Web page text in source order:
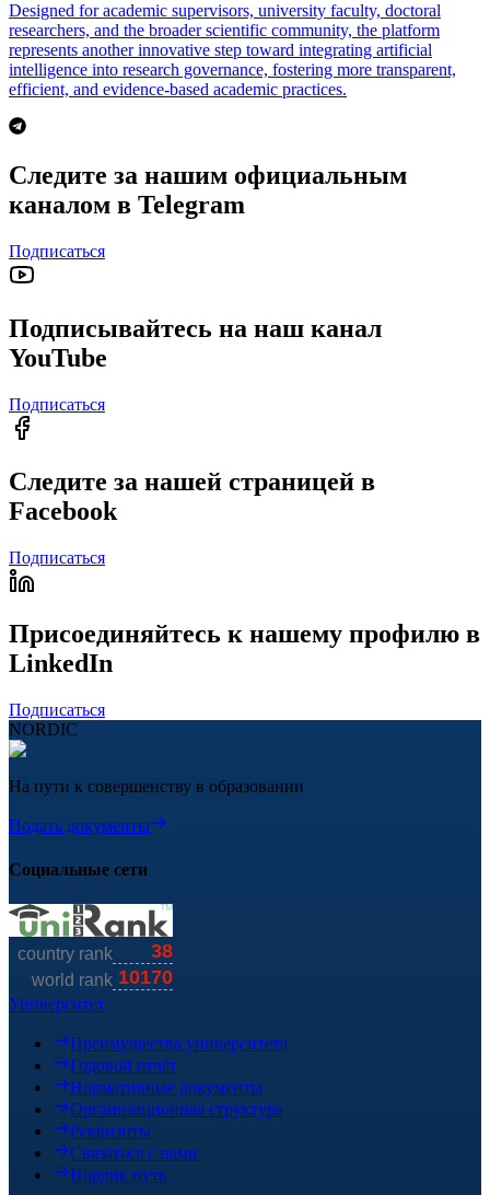
Designed for academic supervisors, university faculty, doctoral
researchers, and the broader scientific community, the platform
represents another innovative step toward integrating artificial
intelligence into research governance, fostering more transparent,
efficient, and evidence-based academic practices.
Следите за нашим официальным
каналом в Telegram
Подписаться
Подписывайтесь на наш канал
YouTube
Подписаться
Следите за нашей страницей в
Facebook
Подписаться
Присоединяйтесь к нашему профилю в
LinkedIn
Подписаться
NORDIC
На пути к совершенству в образовании
Подать документы
Социальные сети
Университет
Преимущества университета
Годовой отчёт
Нормативные документы
Организационная структура
Реквизиты
Связаться с нами
Нордик путь